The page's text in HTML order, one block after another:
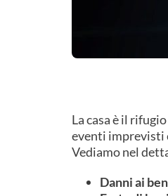
La casa è il
eventi imprevisti
Vediamo nel
Danni ai